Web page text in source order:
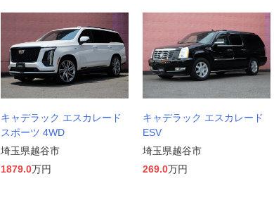
キャデラック エスカレード
スポーツ 4WD
埼玉県越谷市
1879.0万円
キャデラック エスカレード
ESV
埼玉県越谷市
269.0万円